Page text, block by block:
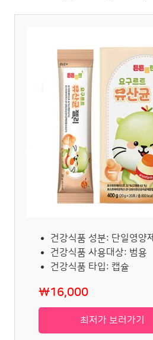
건강식품 성분: 단일영양제
건강식품 사용대상: 범용
건강식품 타입: 캡슐
₩16,000
최저가 보러가기